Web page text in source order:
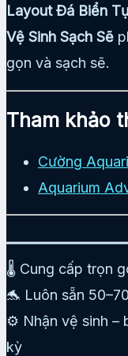
Layout Đá Biển
Vệ Sinh Sạch Sẽ
gọn và sạch sẽ.
Tham khảo
Cường
Aquarium
🌡️ Cung cấp trọn
🐬 Luôn sẵn
⚙️ Nhận vệ sinh –
kỳ